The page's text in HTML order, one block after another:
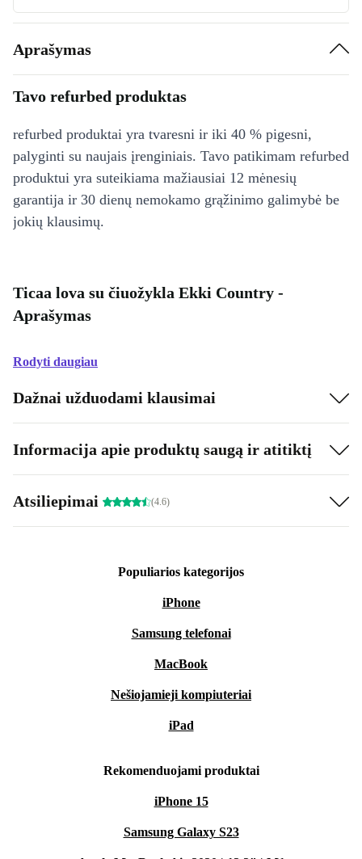
Aprašymas
Tavo refurbed produktas
refurbed produktai yra tvaresni ir iki 40 % pigesni,
palyginti su naujais įrenginiais. Tavo patikimam refurbed
produktui yra suteikiama mažiausiai 12 mėnesių
garantija ir 30 dienų nemokamo grąžinimo galimybė be
jokių klausimų.
Ticaa lova su čiuožykla Ekki Country -
Aprašymas
Rodyti daugiau
Dažnai užduodami klausimai
Informacija apie produktų saugą ir atitiktį
Atsiliepimai (4.6)
Populiarios kategorijos
iPhone
Samsung telefonai
MacBook
Nešiojamieji kompiuteriai
iPad
Rekomenduojami produktai
iPhone 15
Samsung Galaxy S23